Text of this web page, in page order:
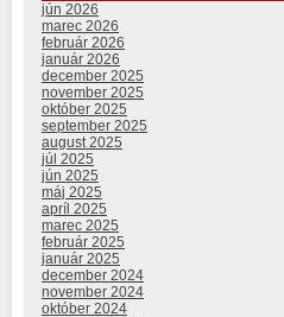
jún 2026
marec 2026
február 2026
január 2026
december 2025
november 2025
október 2025
september 2025
august 2025
júl 2025
jún 2025
máj 2025
apríl 2025
marec 2025
február 2025
január 2025
december 2024
november 2024
október 2024